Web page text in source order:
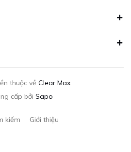
thuộc về Clear Max
cấp bởi Sapo
kiếm Giới thiệu